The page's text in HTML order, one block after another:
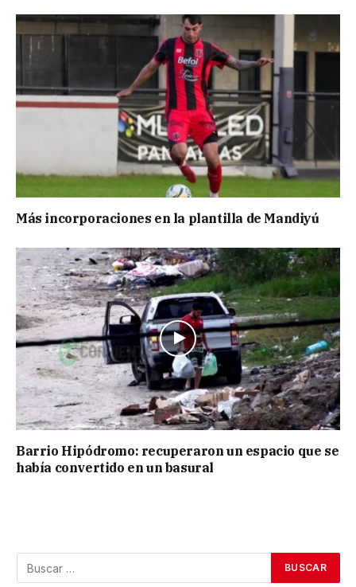
Más incorporaciones en la plantilla de Mandiyú
Barrio Hipódromo: recuperaron un espacio que se
había convertido en un basural